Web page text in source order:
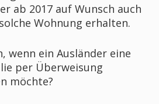
ab 2017 auf Wunsch auch
Wohnung erhalten.
wenn ein Ausländer eine
per Überweisung
möchte?